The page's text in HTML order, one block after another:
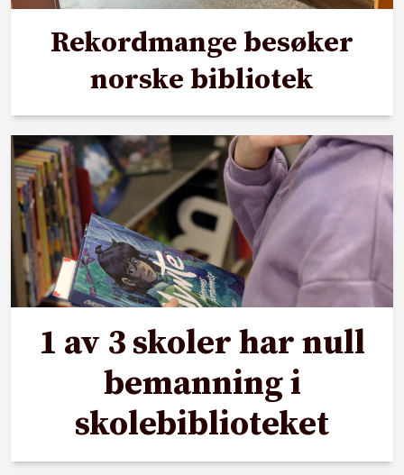
Rekordmange besøker
norske bibliotek
1 av 3 skoler har null
bemanning i
skolebiblioteket